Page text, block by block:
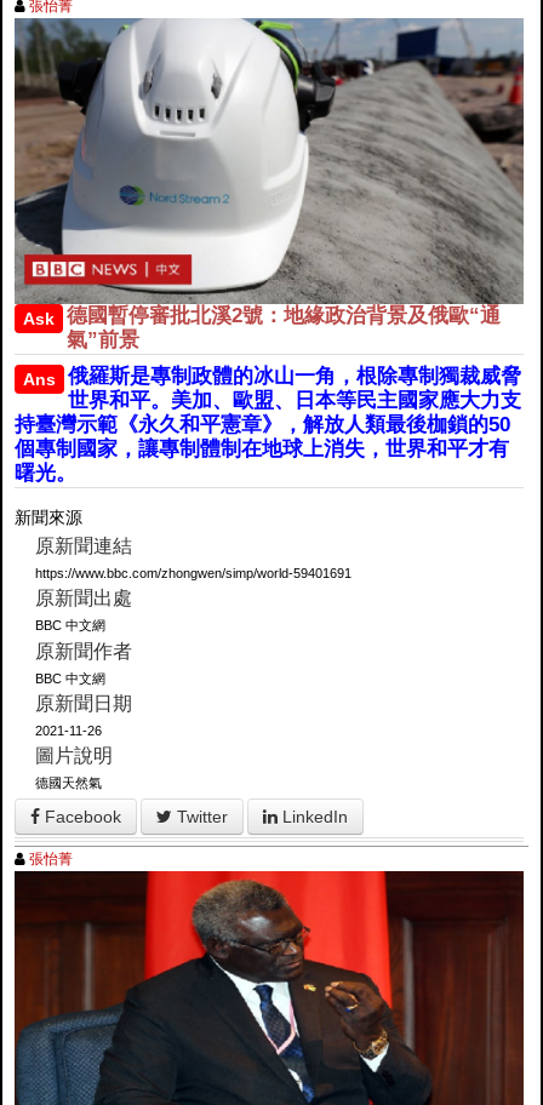
張怡菁
Ask
德國暫停審批北溪2號：地緣政治背景及俄歐“通
氣”前景
Ans
俄羅斯是專制政體的冰山一角，根除專制獨裁威脅
世界和平。美加、歐盟、日本等民主國家應大力支
持臺灣示範《永久和平憲章》，解放人類最後枷鎖的50
個專制國家，讓專制體制在地球上消失，世界和平才有
曙光。
新聞來源
原新聞連結
https://www.bbc.com/zhongwen/simp/world-59401691
原新聞出處
BBC 中文網
原新聞作者
BBC 中文網
原新聞日期
2021-11-26
圖片說明
德國天然氣
Facebook Twitter LinkedIn
張怡菁